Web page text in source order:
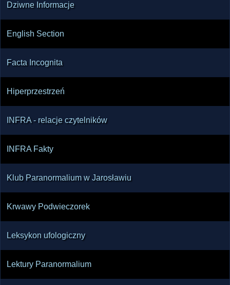
Dziwne Informacje
English Section
Facta Incognita
Hiperprzestrzeń
INFRA - relacje czytelników
INFRA Fakty
Klub Paranormalium w Jarosławiu
Krwawy Podwieczorek
Leksykon ufologiczny
Lektury Paranormalium